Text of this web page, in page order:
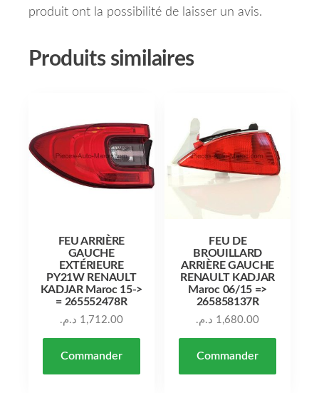
produit ont la possibilité de laisser un avis.
Produits similaires
FEU ARRIÈRE
GAUCHE
EXTÉRIEURE
PY21W RENAULT
KADJAR Maroc 15->
= 265552478R
1,712.00 د.م.
Commander
FEU DE
BROUILLARD
ARRIÈRE GAUCHE
RENAULT KADJAR
Maroc 06/15 =>
265858137R
1,680.00 د.م.
Commander